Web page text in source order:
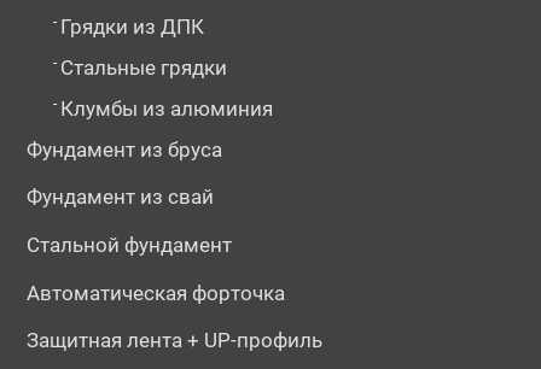
- Грядки из ДПК
- Стальные грядки
- Клумбы из алюминия
Фундамент из бруса
Фундамент из свай
Стальной фундамент
Автоматическая форточка
Защитная лента + UP-профиль